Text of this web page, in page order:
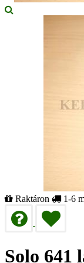
Raktáron 1-6
Solo 641